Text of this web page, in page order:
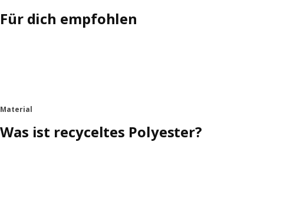
Für dich empfohlen
Material
Was ist recyceltes Polyester?